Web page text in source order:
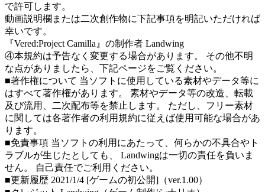
で許可します。
動画説明欄または二次創作物に下記事項を明記いただければ
幸いです。
『Vered:Project Camilla』の制作者 Landwing
④本規約は予告なく変更する場合があります。 その他不明
な点がありましたら、下記ページをご覧ください。
■著作権について 当ソフトに使用している素材やデータ等に
はすべて著作権があります。 素材やデータ等の改造、転載
及び流用、二次配布等を禁止します。 ただし、フリー素材
に関しては各著作者の利用規約に従えば使用可能な場合があ
ります。
■免責事項 当ソフトの利用にあたって、何らかの不具合やト
ラブルが生じたとしても、 Landwingは一切の責任を負いま
せん。 自己責任でご利用ください。
■更新履歴 2021/1/4 [ゲームの初公開]（ver.1.00）